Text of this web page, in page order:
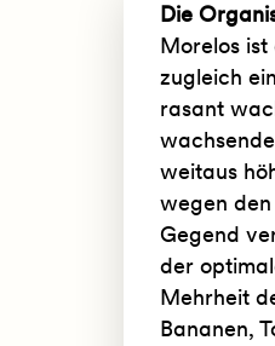
Die
Morelos
zugleich
rasant
weitaus
wegen
Gegend
der
Mehrheit
Bananen,